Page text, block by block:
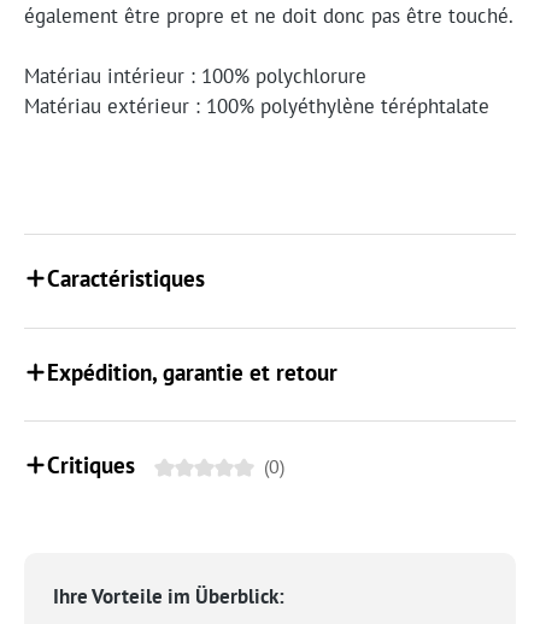
également être propre et ne doit donc pas être touché.
Matériau intérieur : 100% polychlorure
Matériau extérieur : 100% polyéthylène téréphtalate
Caractéristiques
Expédition, garantie et retour
Critiques (0)
Ihre Vorteile im Überblick: